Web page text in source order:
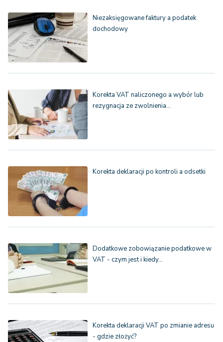
Niezaksięgowane faktury a podatek
dochodowy
Korekta VAT naliczonego a wybór lub
rezygnacja ze zwolnienia…
Korekta deklaracji po kontroli a odsetki
Dodatkowe zobowiązanie podatkowe w
VAT - czym jest i kiedy…
Korekta deklaracji VAT po zmianie adresu
- gdzie złożyć?